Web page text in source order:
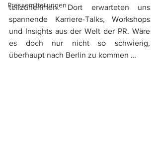
Pressemitteilungen
teilzunehmen. Dort erwarteten uns
spannende Karriere-Talks, Workshops
und Insights aus der Welt der PR. Wäre
es doch nur nicht so schwierig,
überhaupt nach Berlin zu kommen …